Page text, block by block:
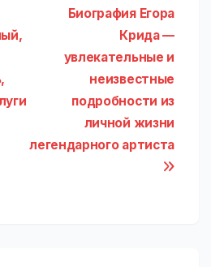
Биография Егора
Крида —
увлекательные и
неизвестные
подробности из
личной жизни
легендарного артиста